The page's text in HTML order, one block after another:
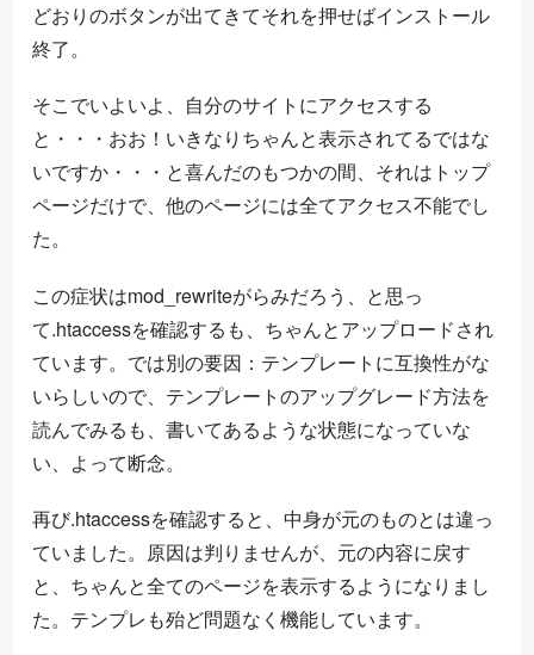
どおりのボタンが出てきてそれを押せばインストール
終了。
そこでいよいよ、自分のサイトにアクセスする
と・・・おお！いきなりちゃんと表示されてるではな
いですか・・・と喜んだのもつかの間、それはトップ
ページだけで、他のページには全てアクセス不能でし
た。
この症状はmod_rewriteがらみだろう、と思っ
て.htaccessを確認するも、ちゃんとアップロードされ
ています。では別の要因：テンプレートに互換性がな
いらしいので、テンプレートのアップグレード方法を
読んでみるも、書いてあるような状態になっていな
い、よって断念。
再び.htaccessを確認すると、中身が元のものとは違っ
ていました。原因は判りませんが、元の内容に戻す
と、ちゃんと全てのページを表示するようになりまし
た。テンプレも殆ど問題なく機能しています。